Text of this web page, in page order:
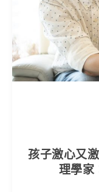
孩子激心又
理學家